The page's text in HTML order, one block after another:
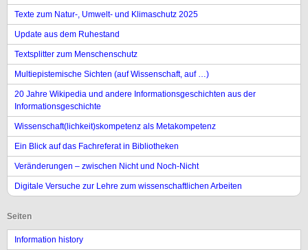
Texte zum Natur-, Umwelt- und Klimaschutz 2025
Update aus dem Ruhestand
Textsplitter zum Menschenschutz
Multiepistemische Sichten (auf Wissenschaft, auf …)
20 Jahre Wikipedia und andere Informationsgeschichten aus der
Informationsgeschichte
Wissenschaft(lichkeit)skompetenz als Metakompetenz
Ein Blick auf das Fachreferat in Bibliotheken
Veränderungen – zwischen Nicht und Noch-Nicht
Digitale Versuche zur Lehre zum wissenschaftlichen Arbeiten
Seiten
Information history